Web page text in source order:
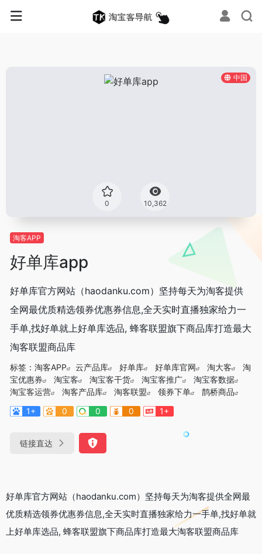
中国
0 10,362
淘客APP
好单库app
好单库官方网站（haodanku.com）坚持每天为淘客提供
全网最优质精选领券优惠券信息,全天实时直播独家给力一
手单,找好单就上好单库选品, 蜂客联盟旗下商品库打造最大
淘客联盟商品库
标签： 淘客APP 云产品库 好单库 好单库官网 淘大客
淘
宝优惠券
淘宝客 淘宝客干货 淘宝客推广
淘宝客数据
淘宝客运营
淘客产品库 淘客联盟 领券下单
鹊桥商品
1+
0 0 0 1+
链接直达
好单库官方网站（haodanku.com）坚持每天为淘客提供全网最
优质精选领券优惠券信息,全天实时直播独家给力一手单,找好单就
上好单库选品, 蜂客联盟旗下商品库打造最大淘客联盟商品库